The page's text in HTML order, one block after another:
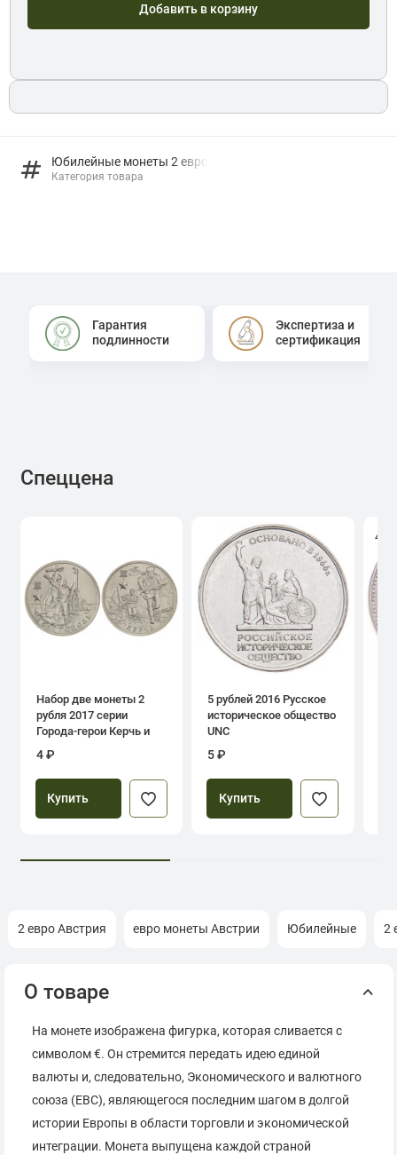
Юбилейные монеты 2 евро
Категория товара
Добавить в корзину
Гарантия
подлинности
Экспертиза и
сертификация
Спеццена
Набор две монеты 2
рубля 2017 серии
Города-герои Керчь и
Севастополь
4 ₽
Купить
5 рублей 2016 Русское
историческое общество
UNC
5 ₽
Купить
4.0
2 евро Австрия евро монеты Австрии Юбилейные 2
О товаре
На монете изображена фигурка, которая сливается с
символом €. Он стремится передать идею единой
валюты и, следовательно, Экономического и валютного
союза (ЕВС), являющегося последним шагом в долгой
истории Европы в области торговли и экономической
интеграции. Монета выпущена каждой страной